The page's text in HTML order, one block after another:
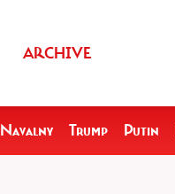
ARCHIVE
Navalny Trump Putin